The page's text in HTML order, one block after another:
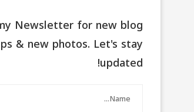
Newsletter for new blog
& new photos. Let's stay
updated!